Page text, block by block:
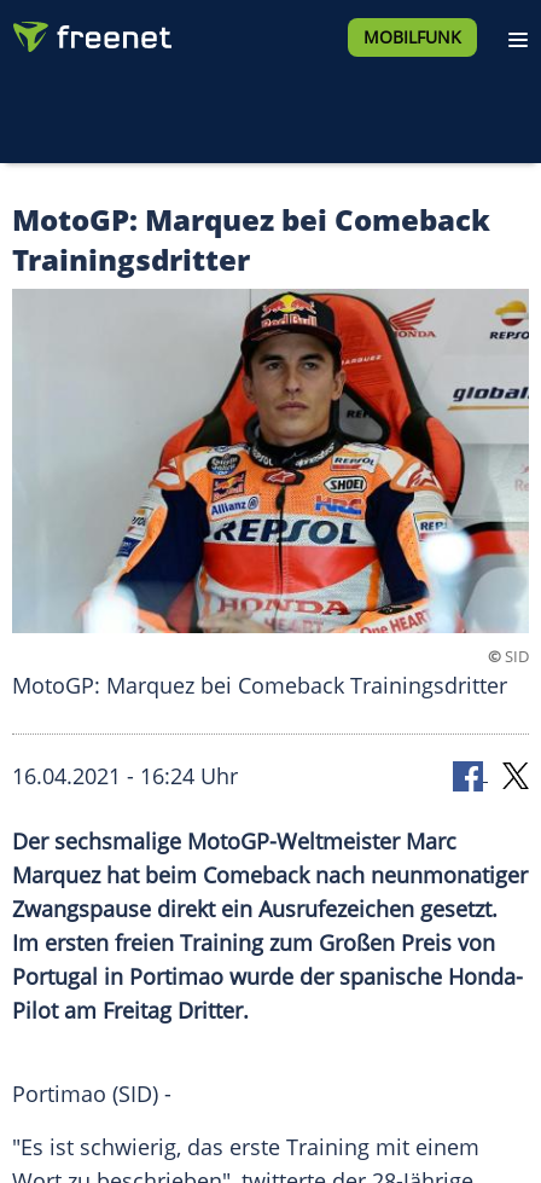
MOBILFUNK
MotoGP: Marquez bei Comeback
Trainingsdritter
©SID
MotoGP: Marquez bei Comeback Trainingsdritter
16.04.2021 - 16:24 Uhr
Der sechsmalige MotoGP-Weltmeister Marc
Marquezhat beim Comebacknach neunmonatiger
Zwangspause direkt ein Ausrufezeichen gesetzt.
Im ersten freien Training zum Großen Preis von
Portugal in Portimao wurde der spanische Honda-
Pilot am Freitag Dritter.
Portimao (SID) -
"Es ist schwierig, das erste Training mit einem